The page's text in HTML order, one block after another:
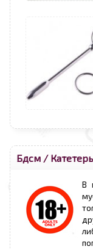
Бдсм /
В